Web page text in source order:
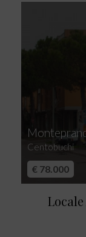
Centobuchi
€ 78.000